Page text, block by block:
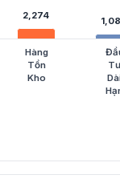
2,274
2,274
Hàng
Tồn
Kho
Tư